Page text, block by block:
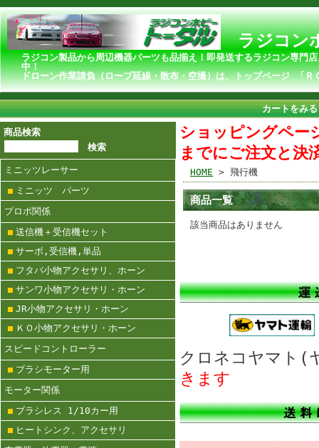
ラジコン
ラジコン製品から周辺機器パーツも品揃え！即発送するラジコン専門
ドローン作業請負（ロープ延線・散布・空撮）は、トップページ 「
カートをみる
商品検索
ミニッツレーサー
ミニッツ パーツ
プロポ関係
送信機＋受信機セット
サーボ,受信機,単品
フタバ小物アクセサリ、ホーン
サンワ小物アクセサリ・ホーン
JR小物アクセサリ・ホーン
ＫＯ小物アクセサリ・ホーン
スピードコントローラー
ブラシモーター用
モーター関係
ブラシレス 1/10カー用
ヒートシンク、アクセサリ
ショッピングペー
までにご注文と決
HOME > 飛行機
商品一覧
該当商品はありません
クロネコヤマ
きます